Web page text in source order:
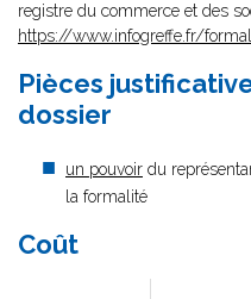
registre du commerce et des
https://www.infogreffe.fr/
Pièces
dossier
un pouvoir du
la formalité
Coût